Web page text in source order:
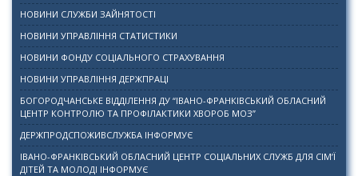
НОВИНИ СЛУЖБИ ЗАЙНЯТОСТІ
НОВИНИ УПРАВЛІННЯ СТАТИСТИКИ
НОВИНИ ФОНДУ СОЦІАЛЬНОГО СТРАХУВАННЯ
НОВИНИ УПРАВЛІННЯ ДЕРЖПРАЦІ
БОГОРОДЧАНСЬКЕ ВІДДІЛЕННЯ ДУ “ІВАНО-ФРАНКІВСЬКИЙ ОБЛАСНИЙ
ЦЕНТР КОНТРОЛЮ ТА ПРОФІЛАКТИКИ ХВОРОБ МОЗ”
ДЕРЖПРОДСПОЖИВСЛУЖБА ІНФОРМУЄ
ІВАНО-ФРАНКІВСЬКИЙ ОБЛАСНИЙ ЦЕНТР СОЦІАЛЬНИХ СЛУЖБ ДЛЯ СІМ’Ї
ДІТЕЙ ТА МОЛОДІ ІНФОРМУЄ